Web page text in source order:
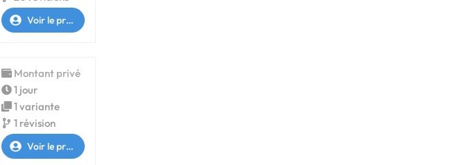
Voir le profil
Montant privé
1 jour
1 variante
1 révision
Voir le profil